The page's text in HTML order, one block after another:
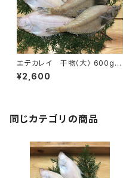
エテカレイ 干物（大） 600g入
り （送料別）
¥2,600
同じカテゴリの商品